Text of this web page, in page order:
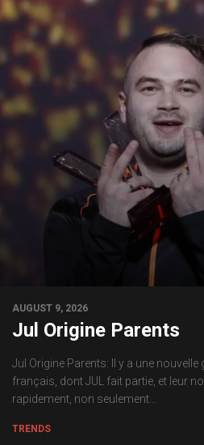
AUGUST 9, 2026
Jul Origine Parents
Jul Origine Parents: Il y a une
français, dont JUL fait partie, et leur
rapidement, non seulement...
TRENDS